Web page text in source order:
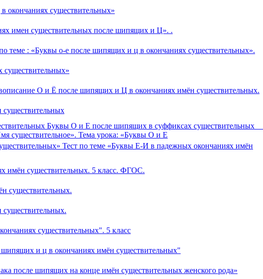
окончаниях существительных»
имен существительных после шипящих и Ц». .
теме : «Буквы о-е после шипящих и ц в окончаниях существительных».
О и Ё после шипящих и Ц в окончаниях имён существительных.
Буквы О и Е после шипящих в суффиксах существительных
существительное». Тема урока: «Буквы О и Е
Тест по теме «Буквы Е-И в падежных окончаниях имён
имён существительных. 5 класс. ФГОС.
существительных.
существительных". 5 класс
и ц в окончаниях имён существительных"
после шипящих на конце имён существительных женского рода»